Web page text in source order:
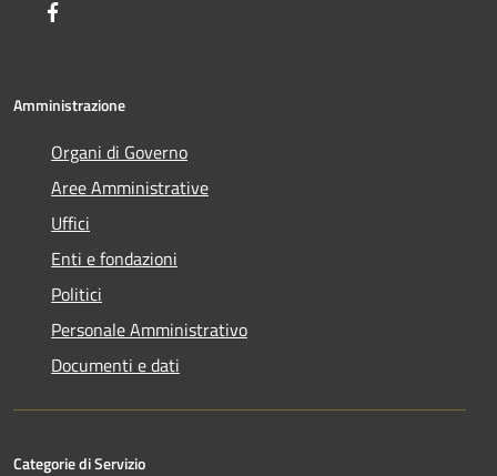
Amministrazione
Organi di Governo
Aree Amministrative
Uffici
Enti e fondazioni
Politici
Personale Amministrativo
Documenti e dati
Categorie di Servizio